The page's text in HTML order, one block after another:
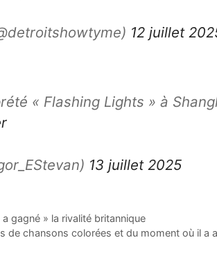
12 juillet
« Flashing Lights » à
13 juillet 2025
gagné » la rivalité britannique
de chansons colorées et du moment où il a